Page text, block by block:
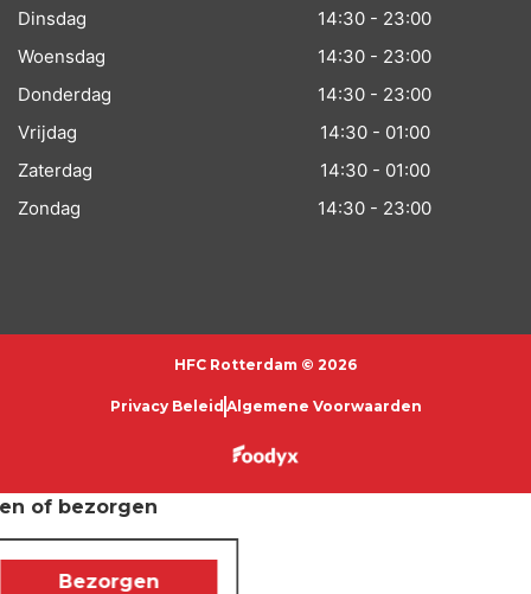
Dinsdag
14:30 - 23:00
Woensdag
14:30 - 23:00
Donderdag
14:30 - 23:00
Vrijdag
14:30 - 01:00
Zaterdag
14:30 - 01:00
Zondag
14:30 - 23:00
HFC Rotterdam © 2026
Privacy Beleid Algemene Voorwaarden​
of bezorgen
Bezorgen